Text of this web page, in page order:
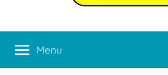
मुफ्त
शिक्षाMenu